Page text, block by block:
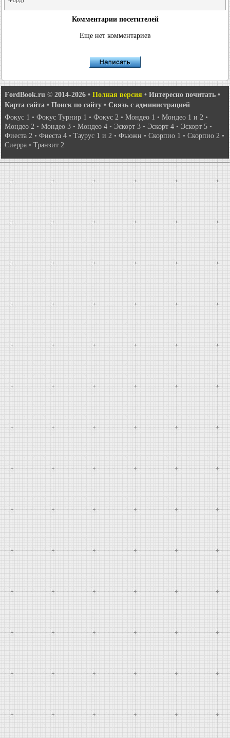
Комментарии посетителей
Еще нет комментариев
FordBook.ru © 2014-2026 • Полная версия • Интересно почитать •
Карта сайта • Поиск по сайту • Связь с администрацией
Фокус 1 • Фокус Турнир 1 • Фокус 2 • Мондео 1 • Мондео 1 и 2 •
Мондео 2 • Мондео 3 • Мондео 4 • Эскорт 3 • Эскорт 4 • Эскорт 5 •
Фиеста 2 • Фиеста 4 • Таурус 1 и 2 • Фьюжн • Скорпио 1 • Скорпио 2 •
Сиерра • Транзит 2